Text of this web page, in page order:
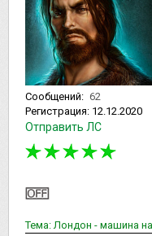
Сообщений: 62
Регистрация: 12.12.2020
Отправить ЛС
Тема: Лондон - машина